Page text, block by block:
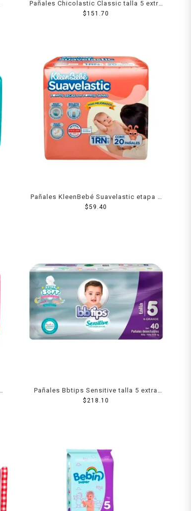
Pañales Chicolastic Classic talla 5 extra
grande unisex 40 piezas
$151.70
Pañales KleenBebé Suavelastic etapa 1
recién nacido unisex 20 piezas
$59.40
Pañales Bbtips Sensitive talla 5 extra
grande unisex 40 piezas
$218.10